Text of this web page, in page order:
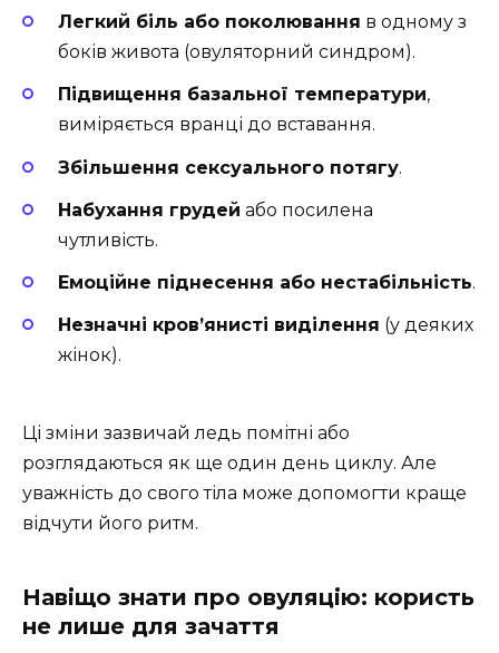
Легкий біль або поколювання в одному з
боків живота (овуляторний синдром).
Підвищення базальної температури,
виміряється вранці до вставання.
Збільшення сексуального потягу.
Набухання грудей або посилена
чутливість.
Емоційне піднесення або нестабільність.
Незначні кров’янисті виділення (у деяких
жінок).
Ці зміни зазвичай ледь помітні або
розглядаються як ще один день циклу. Але
уважність до свого тіла може допомогти краще
відчути його ритм.
Навіщо знати про овуляцію: користь
не лише для зачаття